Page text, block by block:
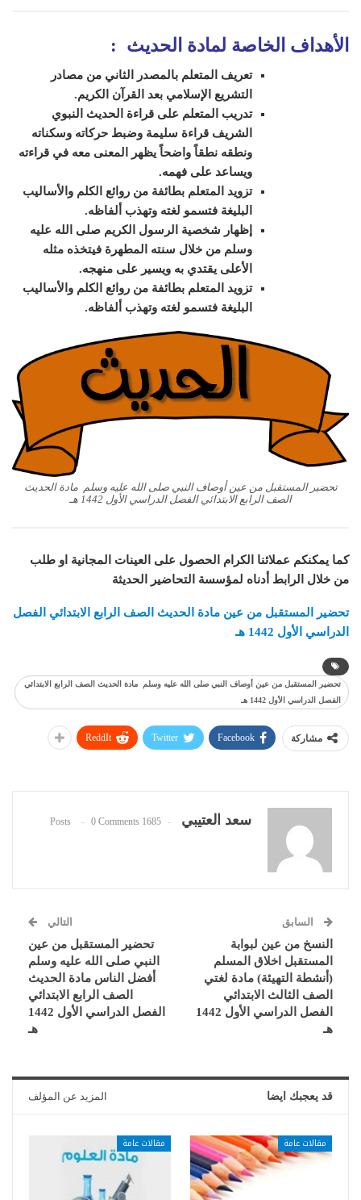
الأهداف الخاصة لمادة الحديث :
تعريف المتعلم بالمصدر الثاني من مصادر
التشريع الإسلامي بعد القرآن الكريم.
تدريب المتعلم على قراءة الحديث النبوي
الشريف قراءة سليمة وضبط حركاته وسكناته
ونطقه نطقاً واضحاً يظهر المعنى معه في قراءته
ويساعد على فهمه.
تزويد المتعلم بطائفة من روائع الكلم والأساليب
البليغة فتسمو لغته وتهذب ألفاظه.
إظهار شخصية الرسول الكريم صلى الله عليه
وسلم من خلال سنته المطهرة فيتخذه مثله
الأعلى يقتدي به ويسير على منهجه.
تزويد المتعلم بطائفة من روائع الكلم والأساليب
البليغة فتسمو لغته وتهذب ألفاظه.
تحضير المستقبل من عين أوصاف النبي صلى الله عليه وسلم مادة الحديث
الصف الرابع الابتدائي الفصل الدراسي الأول 1442 هـ
كما يمكنكم عملائنا الكرام الحصول على العينات المجانية او طلب
من خلال الرابط أدناه لمؤسسة التحاضير الحديثة
تحضير المستقبل من عين مادة الحديث الصف الرابع الابتدائي الفصل
الدراسي الأول 1442 هـ
تحضير المستقبل من عين أوصاف النبي صلى الله عليه وسلم مادة الحديث الصف الرابع الابتدائي
الفصل الدراسي الأول 1442 هـ
مشاركة Facebook
Twitter
ReddIt
سعد العتيبي 1685 Posts
0 Comments
السابق
النسخ من عين لبوابة
المستقبل اخلاق المسلم
(أنشطة التهيئة) مادة لغتي
الصف الثالث الابتدائي
الفصل الدراسي الأول 1442
هـ
التالي
تحضير المستقبل من عين
النبي صلى الله عليه وسلم
أفضل الناس مادة الحديث
الصف الرابع الابتدائي
الفصل الدراسي الأول 1442
هـ
قد يعجبك ايضا المزيد عن المؤلف
مقالات عامة مقالات عامة